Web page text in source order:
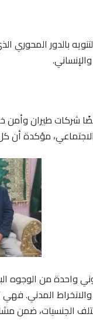
بالدور
شركات طيران
مؤكدة
واحدة من الوجوه
والانخراط المدني.
الجنسيات، ضمن